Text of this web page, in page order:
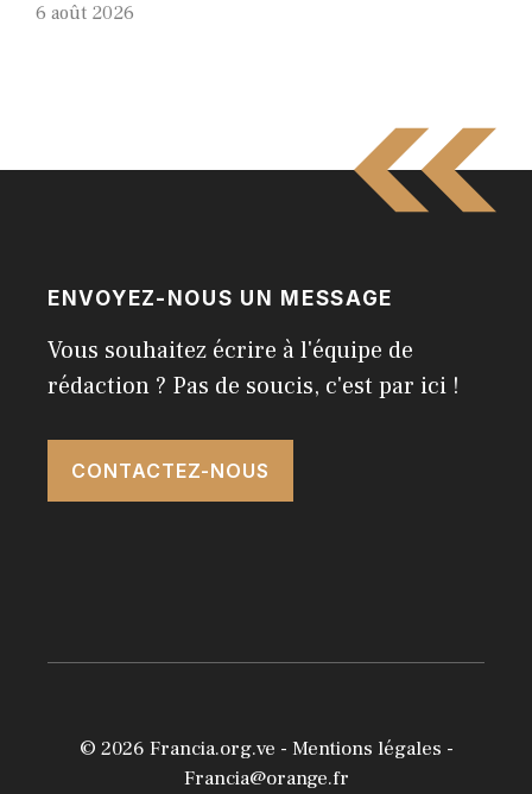
6 août 2026
ENVOYEZ-NOUS UN MESSAGE
Vous souhaitez écrire à l'équipe de
rédaction ? Pas de soucis, c'est par ici !
CONTACTEZ-NOUS
© 2026 Francia.org.ve - Mentions légales -
Francia@orange.fr